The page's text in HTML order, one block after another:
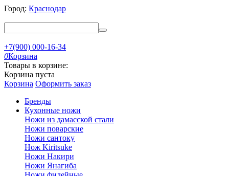
Город: Краснодар
+7(900) 000-16-34
0Корзина
Товары в корзине:
Корзина пуста
Корзина Оформить заказ
Бренды
Кухонные ножи
Ножи из дамасской стали
Ножи поварские
Ножи сантоку
Нож Kiritsuke
Ножи Накири
Ножи Янагиба